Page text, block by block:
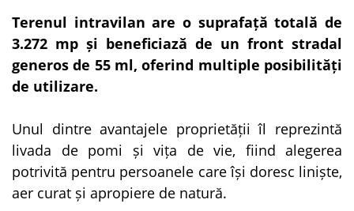
Terenul intravilan are o suprafață totală de
3.272 mp și beneficiază de un front stradal
generos de 55 ml, oferind multiple posibilități
de utilizare.
Unul dintre avantajele proprietății îl reprezintă
livada de pomi și vița de vie, fiind alegerea
potrivită pentru persoanele care își doresc liniște,
aer curat și apropiere de natură.